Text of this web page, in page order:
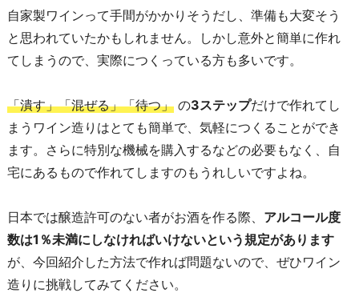
自家製ワインって手間がかかりそうだし、準備も大変そう
と思われていたかもしれません。しかし意外と簡単に作れ
てしまうので、実際につくっている方も多いです。
「潰す」「混ぜる」「待つ」 の3ステップだけで作れてし
まうワイン造りはとても簡単で、気軽につくることができ
ます。さらに特別な機械を購入するなどの必要もなく、自
宅にあるもので作れてしますのもうれしいですよね。
日本では醸造許可のない者がお酒を作る際、 アルコール度
数は1％未満にしなければいけないという規定があります
が、今回紹介した方法で作れば問題ないので、ぜひワイン
造りに挑戦してみてください。